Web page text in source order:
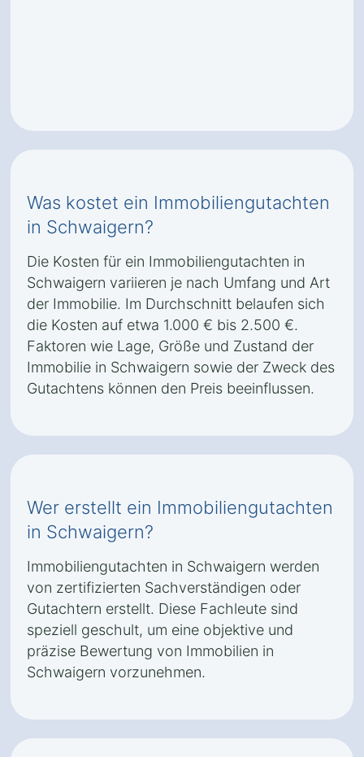
Was kostet ein Immobiliengutachten
in Schwaigern?
Die Kosten für ein Immobiliengutachten in
Schwaigern variieren je nach Umfang und Art
der Immobilie. Im Durchschnitt belaufen sich
die Kosten auf etwa 1.000 € bis 2.500 €.
Faktoren wie Lage, Größe und Zustand der
Immobilie in Schwaigern sowie der Zweck des
Gutachtens können den Preis beeinflussen.
Wer erstellt ein Immobiliengutachten
in Schwaigern?
Immobiliengutachten in Schwaigern werden
von zertifizierten Sachverständigen oder
Gutachtern erstellt. Diese Fachleute sind
speziell geschult, um eine objektive und
präzise Bewertung von Immobilien in
Schwaigern vorzunehmen.